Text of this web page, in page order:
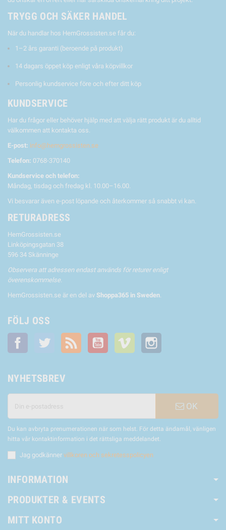
TRYGG OCH SÄKER HANDEL
När du handlar hos HemGrossisten.se får du:
1–2 års garanti (beroende på produkt)
14 dagars öppet köp enligt våra köpvillkor
Personlig kundservice före och efter ditt köp
KUNDSERVICE
Har du frågor eller behöver hjälp med att välja rätt produkt är du alltid
välkommen att kontakta oss.
E-post: info@hemgrossisten.se
Telefon: 0768-370140
Kundservice och telefon:
Måndag, tisdag och fredag kl. 10.00–16.00.
Vi besvarar även e-post löpande och återkommer så snabbt vi kan.
RETURADRESS
HemGrossisten.se
Linköpingsgatan 38
596 34 Skänninge
Observera att adressen endast används för returer enligt
överenskommelse.
HemGrossisten.se är en del av Shoppa365 in Sweden.
FÖLJ OSS
Facebook Twitter RSS YouTube Vimeo
NYHETSBREV
OK
Du kan avbryta prenumerationen när som helst. För detta ändamål, vänligen
hitta vår kontaktinformation i det rättsliga meddelandet.
Jag godkänner villkoren och sekretesspolicyen
INFORMATION
PRODUKTER & EVENTS
MITT KONTO